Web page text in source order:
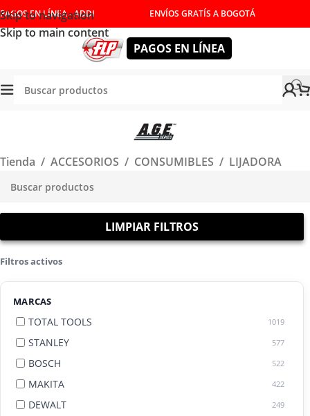
Skip to navigation
Skip to main content
PAGOS EN LÍNEA - ADDI ENVÍOS GRATÍS A BOGOTÁ
PAGOS EN LÍNEA
Tienda / ACCESORIOS / CONSUMIBLES / LIJADORA
LIMPIAR FILTROS
Filtros activos
MARCAS
TOTAL TOOLS 1019
STANLEY 577
BOSCH 522
MAKITA 422
DEWALT 249